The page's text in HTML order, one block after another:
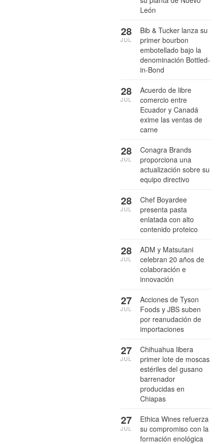
León
Bib & Tucker lanza su
primer bourbon
embotellado bajo la
denominación Bottled-
in-Bond
28
JUL
Acuerdo de libre
comercio entre
Ecuador y Canadá
exime las ventas de
carne
28
JUL
Conagra Brands
proporciona una
actualización sobre su
equipo directivo
28
JUL
Chef Boyardee
presenta pasta
enlatada con alto
contenido proteico
28
JUL
ADM y Matsutani
celebran 20 años de
colaboración e
innovación
28
JUL
Acciones de Tyson
Foods y JBS suben
por reanudación de
importaciones
27
JUL
Chihuahua libera
primer lote de moscas
estériles del gusano
barrenador
producidas en
Chiapas
27
JUL
Ethica Wines refuerza
su compromiso con la
formación enológica
27
JUL